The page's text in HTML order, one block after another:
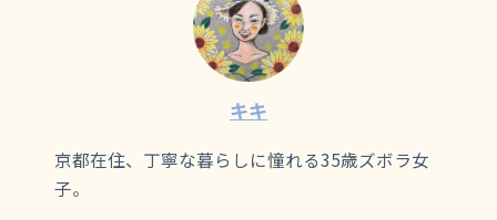
キキ
京都在住、丁寧な暮らしに憧れる35歳ズボラ女
子。